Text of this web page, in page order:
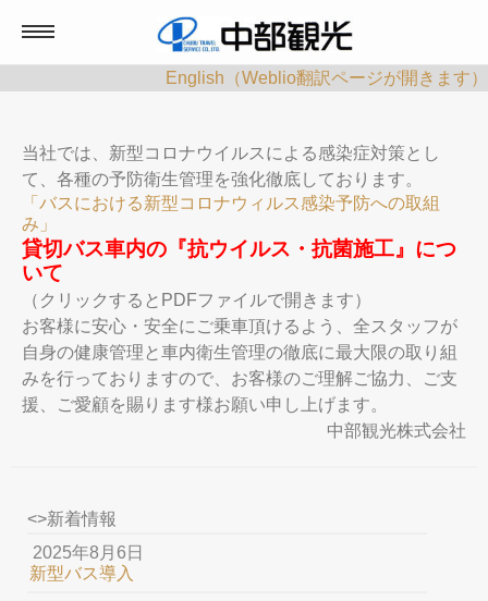
ホーム
貸切バス
貸切バス専用見積りページ
マイツアー
アクセス
お問合せ
English（Weblio翻訳ページが開きます）
当社では、新型コロナウイルスによる感染症対策とし
て、各種の予防衛生管理を強化徹底しております。
「バスにおける新型コロナウィルス感染予防への取組
み」
貸切バス車内の『抗ウイルス・抗菌施工』につ
いて
（クリックするとPDFファイルで開きます）
お客様に安心・安全にご乗車頂けるよう、全スタッフが
自身の健康管理と車内衛生管理の徹底に最大限の取り組
みを行っておりますので、お客様のご理解ご協力、ご支
援、ご愛顧を賜ります様お願い申し上げます。
中部観光株式会社
<>新着情報
2025年8月6日
新型バス導入